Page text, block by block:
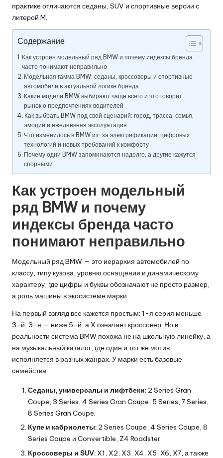
практике отличаются седаны, SUV и спортивные версии с
литерой M.
Содержание
Как устроен модельный ряд BMW и почему индексы бренда
часто понимают неправильно
Модельная гамма BMW: седаны, кроссоверы и спортивные
автомобили в актуальной логике бренда
Какие модели BMW выбирают чаще всего и что говорит
рынок о предпочтениях водителей
Как выбрать BMW под свой сценарий: город, трасса, семья,
эмоции и ежедневная эксплуатация
Что изменилось в BMW из-за электрификации, цифровых
технологий и новых требований к комфорту
Почему одни BMW запоминаются надолго, а другие кажутся
спорными
Как устроен модельный
ряд BMW и почему
индексы бренда часто
понимают неправильно
Модельный ряд BMW — это иерархия автомобилей по
классу, типу кузова, уровню оснащения и динамическому
характеру, где цифры и буквы обозначают не просто размер,
а роль машины в экосистеме марки.
На первый взгляд все кажется простым: 1-я серия меньше
3-й, 3-я — ниже 5-й, а X означает кроссовер. Но в
реальности система BMW похожа не на школьную линейку, а
на музыкальный каталог, где один и тот же мотив
исполняется в разных жанрах. У марки есть базовые
семейства:
Седаны, универсалы и лифтбеки: 2 Series Gran
Coupe, 3 Series, 4 Series Gran Coupe, 5 Series, 7 Series,
8 Series Gran Coupe.
Купе и кабриолеты: 2 Series Coupe, 4 Series Coupe, 8
Series Coupe и Convertible, Z4 Roadster.
Кроссоверы и SUV: X1, X2, X3, X4, X5, X6, X7, а также